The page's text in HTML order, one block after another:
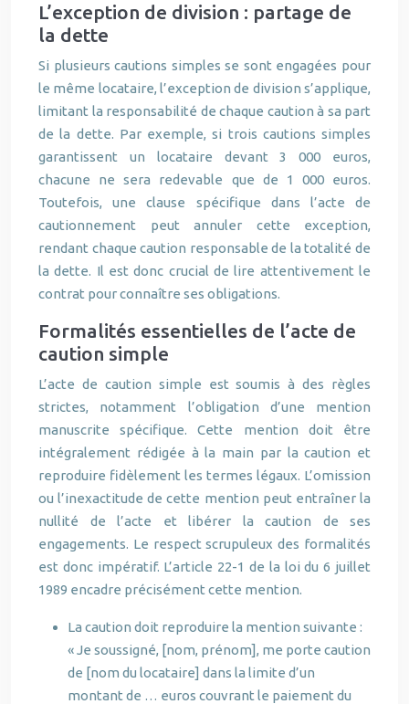
L’exception de division : partage de
la dette
Si plusieurs cautions simples se sont engagées pour
le même locataire, l’exception de division s’applique,
limitant la responsabilité de chaque caution à sa part
de la dette. Par exemple, si trois cautions simples
garantissent un locataire devant 3 000 euros,
chacune ne sera redevable que de 1 000 euros.
Toutefois, une clause spécifique dans l’acte de
cautionnement peut annuler cette exception,
rendant chaque caution responsable de la totalité de
la dette. Il est donc crucial de lire attentivement le
contrat pour connaître ses obligations.
Formalités essentielles de l’acte de
caution simple
L’acte de caution simple est soumis à des règles
strictes, notamment l’obligation d’une mention
manuscrite spécifique. Cette mention doit être
intégralement rédigée à la main par la caution et
reproduire fidèlement les termes légaux. L’omission
ou l’inexactitude de cette mention peut entraîner la
nullité de l’acte et libérer la caution de ses
engagements. Le respect scrupuleux des formalités
est donc impératif. L’article 22-1 de la loi du 6 juillet
1989 encadre précisément cette mention.
La caution doit reproduire la mention suivante :
« Je soussigné, [nom, prénom], me porte caution
de [nom du locataire] dans la limite d’un
montant de … euros couvrant le paiement du